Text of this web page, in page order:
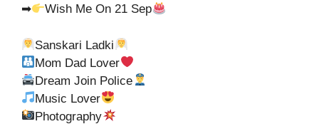
➡
Wish Me On 21 Sep
Sanskari Ladki
Mom Dad Lover
Dream Join Police
Music Lover
Photography